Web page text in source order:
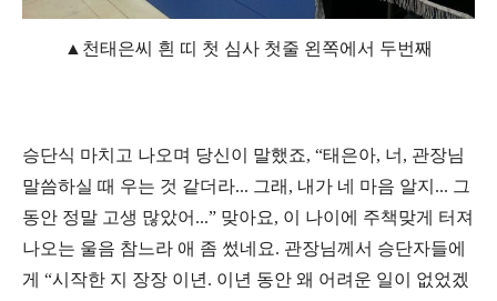
▲천태은씨 흰 띠 첫 심사 첫줄 왼쪽에서 두번째
승단식 마치고 나오며 당신이 말했죠, “태은아, 너, 관장님
말씀하실 때 우는 것 같더라... 그래, 내가 네 마음 알지... 그
동안 정말 고생 많았어...” 맞아요, 이 나이에 주책맞게 터져
나오는 울음 참느라 애 좀 썼네요. 관장님께서 승단자들에
게 “시작한 지 장장 이년. 이년 동안 왜 어려운 일이 없었겠